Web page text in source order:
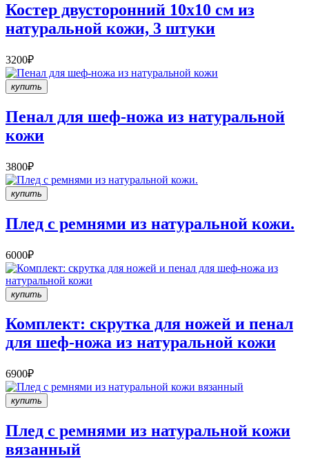
Костер двусторонний 10х10 см из
натуральной кожи, 3 штуки
3200₽
купить
Пенал для шеф-ножа из натуральной
кожи
3800₽
купить
Плед с ремнями из натуральной кожи.
6000₽
купить
Комплект: скрутка для ножей и пенал
для шеф-ножа из натуральной кожи
6900₽
купить
Плед с ремнями из натуральной кожи
вязанный